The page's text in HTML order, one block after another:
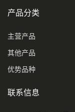
产品分类
主营产品
其他产品
优势品种
联系信息